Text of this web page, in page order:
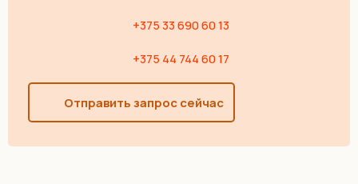
+375 33 690 60 13
+375 44 744 60 17
Отправить запрос сейчас